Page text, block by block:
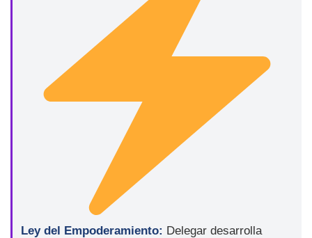
Ley del Empoderamiento: Delegar desarrolla